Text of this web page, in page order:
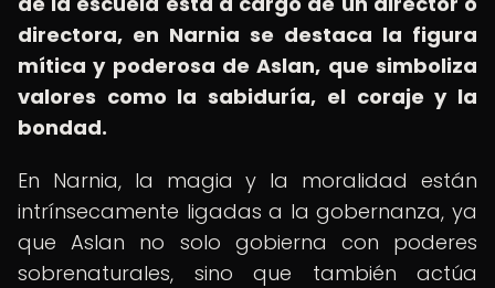
directora, en Narnia se destaca la figura
mítica y poderosa de Aslan, que simboliza
valores como la sabiduría, el coraje y la
bondad.
En Narnia, la magia y la moralidad están
intrínsecamente ligadas a la gobernanza, ya
que Aslan no solo gobierna con poderes
sobrenaturales, sino que también actúa